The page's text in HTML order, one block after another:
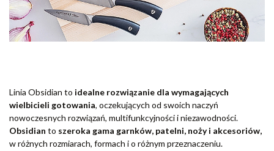
Linia Obsidian to idealne rozwiązanie dla wymagających
wielbicieli gotowania, oczekujących od swoich naczyń
nowoczesnych rozwiązań, multifunkcyjności i niezawodności.
Obsidian to szeroka gama garnków, patelni, noży i akcesoriów,
w różnych rozmiarach, formach i o różnym przeznaczeniu.